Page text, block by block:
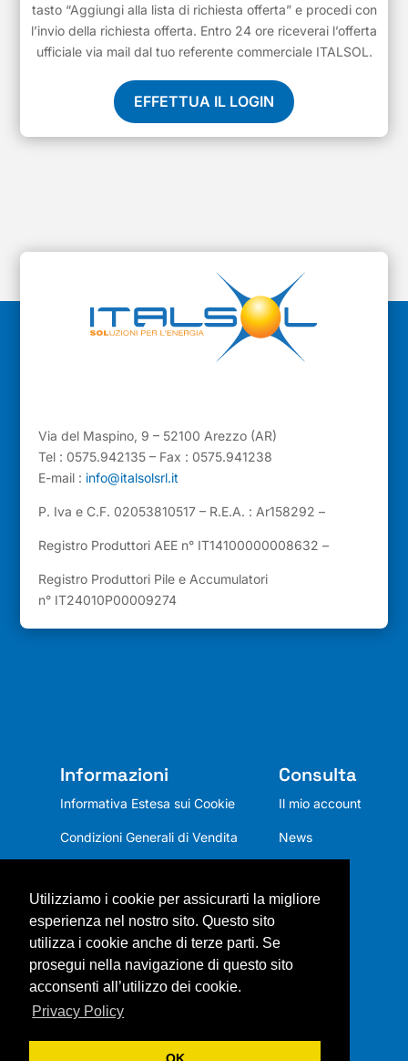
Utilizziamo i cookie per assicurarti la migliore
esperienza nel nostro sito. Questo sito
utilizza i cookie anche di terze parti. Se
prosegui nella navigazione di questo sito
acconsenti all’utilizzo dei cookie.
Privacy Policy
tasto “Aggiungi alla lista di richiesta offerta” e procedi con
l’invio della richiesta offerta. Entro 24 ore riceverai l’offerta
ufficiale via mail dal tuo referente commerciale ITALSOL.
EFFETTUA IL LOGIN
Via del Maspino, 9 – 52100 Arezzo (AR)
Tel : 0575.942135 – Fax : 0575.941238
E-mail : info@italsolsrl.it
P. Iva e C.F. 02053810517 – R.E.A. : Ar158292 –
Registro Produttori AEE n° IT14100000008632 –
Registro Produttori Pile e Accumulatori
n° IT24010P00009274
Informazioni
Informativa Estesa sui Cookie
Condizioni Generali di Vendita
Chi siamo
Mission
Contatti
Consulta
Il mio account
News